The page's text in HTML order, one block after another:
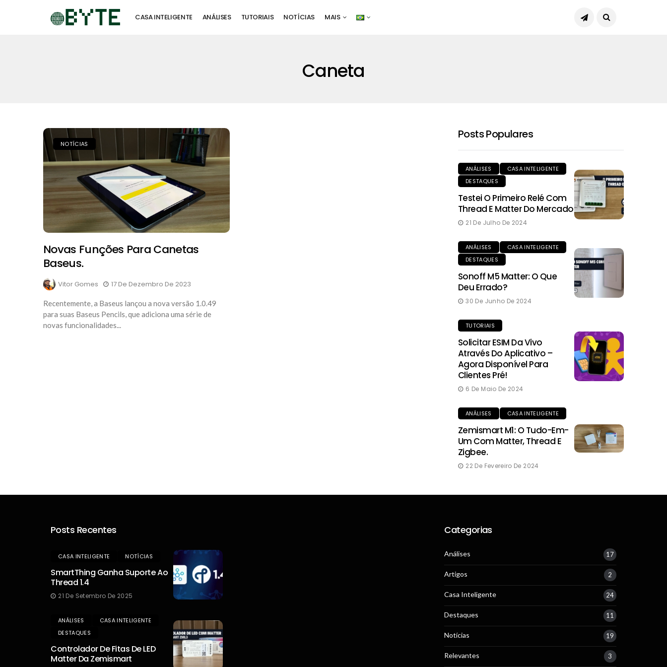
CASA INTELIGENTE ANÁLISES TUTORIAIS NOTÍCIAS MAIS
Caneta
NOTÍCIAS
Novas Funções Para Canetas
Baseus.
Vitor Gomes 17 De Dezembro De 2023
Recentemente, a Baseus lançou a nova versão 1.0.49
para suas Baseus Pencils, que adiciona uma série de
novas funcionalidades...
Posts Populares
ANÁLISES
CASA INTELIGENTE
DESTAQUES
Testei O Primeiro Relé Com
Thread E Matter Do Mercado
21 De Julho De 2024
ANÁLISES
CASA INTELIGENTE
DESTAQUES
Sonoff M5 Matter: O Que
Deu Errado?
30 De Junho De 2024
TUTORIAIS
Solicitar ESIM Da Vivo
Através Do Aplicativo –
Agora Disponível Para
Clientes Pré!
6 De Maio De 2024
ANÁLISES CASA INTELIGENTE
Zemismart M1: O Tudo-Em-
Um Com Matter, Thread E
Zigbee.
22 De Fevereiro De 2024
Posts Recentes
CASA INTELIGENTE NOTÍCIAS
SmartThing Ganha Suporte Ao
Thread 1.4
21 De Setembro De 2025
ANÁLISES
CASA INTELIGENTE
DESTAQUES
Controlador De Fitas De LED
Matter Da Zemismart
Categorias
Análises 17
Artigos 2
Casa Inteligente 24
Destaques 11
Notícias 19
Relevantes 3